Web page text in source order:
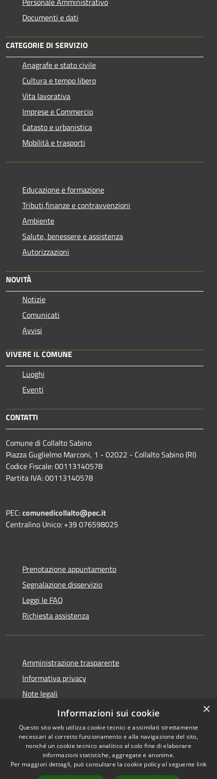
Documenti e dati
CATEGORIE DI SERVIZIO
Anagrafe e stato civile
Cultura e tempo libero
Vita lavorativa
Imprese e Commercio
Catasto e urbanistica
Mobilità e trasporti
Educazione e formazione
Tributi,finanze e contravvenzioni
Ambiente
Salute, benessere e assistenza
Autorizzazioni
NOVITÀ
Notizie
Comunicati
Avvisi
VIVERE IL COMUNE
Luoghi
Eventi
CONTATTI
Comune di Collalto Sabino
Piazza Guglielmo Marconi, 1 - 02022 - Collalto Sabino (RI)
Codice Fiscale: 00113140578
Partita IVA: 00113140578
PEC:comunedicollalto@pec.it
Centralino Unico: +39 076598025
Prenotazione appuntamento
Segnalazione disservizio
Leggi le FAQ
Richiesta assistenza
Amministrazione trasparente
Informativa privacy
Note legali
Dichiarazione di accessibilità
Accessibilità
Copyright © 2026 • Comune di
Collalto Sabino • Powered by
×
Informazioni sui cookie
Questo sito web utilizza cookie tecnici e assimilati strettamente
necessari al corretto funzionamento e alla navigazione del sito,
nonché un cookie tecnico analitico al solo fine di elaborare
informazioni statistiche, aggregate e anonime.
Per maggiori dettagli, può consultare la cookie policy al seguente link